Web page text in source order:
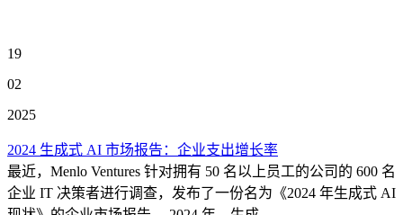
19
02
2025
2024 生成式 AI 市场报告：企业支出增长率
最近，Menlo Ventures 针对拥有 50 名以上员工的公司的 600 名
企业 IT 决策者进行调查，发布了一份名为《2024 年生成式 AI